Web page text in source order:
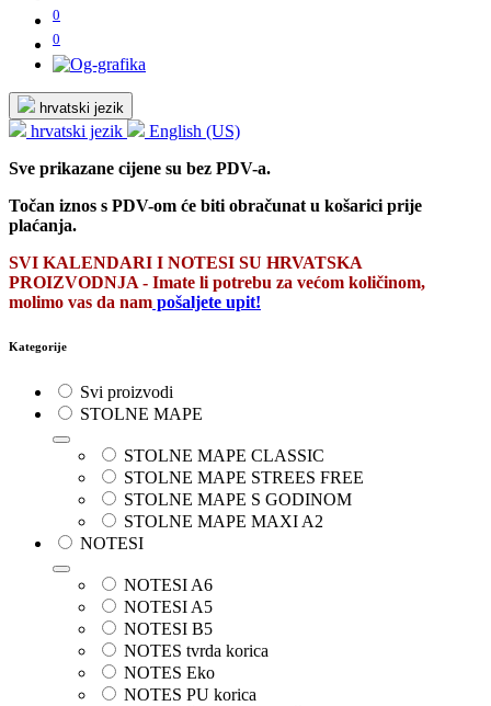
0
0
hrvatski jezik
hrvatski jezik
English (US)
Sve prikazane cijene su bez PDV-a.
Točan iznos s PDV-om će biti obračunat u košarici prije
plaćanja.
SVI KALENDARI I NOTESI SU HRVATSKA
PROIZVODNJA - Imate li potrebu za većom količinom,
molimo vas da nam pošaljete upit!
Kategorije
Svi proizvodi
STOLNE MAPE
STOLNE MAPE CLASSIC
STOLNE MAPE STREES FREE
STOLNE MAPE S GODINOM
STOLNE MAPE MAXI A2
NOTESI
NOTESI A6
NOTESI A5
NOTESI B5
NOTES tvrda korica
NOTES Eko
NOTES PU korica